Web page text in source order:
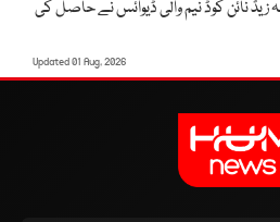
نائن کوڈ نیم والی ڈیوائس نے حاصل کی
Updated 01 Aug, 2026